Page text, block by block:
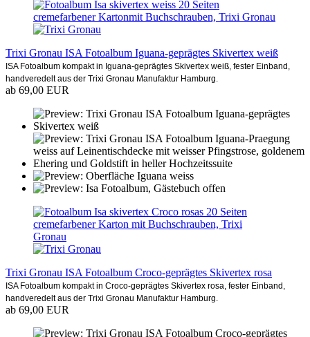
Trixi Gronau ISA Fotoalbum Iguana-geprägtes Skivertex weiß
ISA Fotoalbum kompakt in Iguana-geprägtes Skivertex weiß, fester Einband,
handveredelt aus der Trixi Gronau Manufaktur Hamburg.
ab 69,00 EUR
Trixi Gronau ISA Fotoalbum Croco-geprägtes Skivertex rosa
ISA Fotoalbum kompakt in Croco-geprägtes Skivertex rosa, fester Einband,
handveredelt aus der Trixi Gronau Manufaktur Hamburg.
ab 69,00 EUR